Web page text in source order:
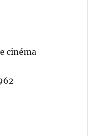
cinéma